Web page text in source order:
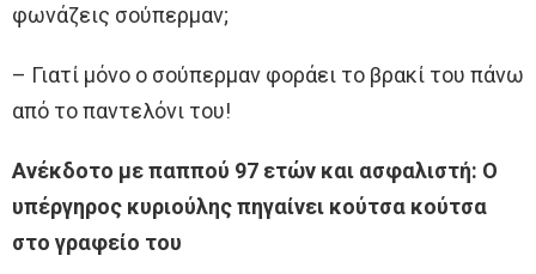
φωνάζεις σούπερμαν;
– Γιατί μόνο ο σούπερμαν φοράει το βρακί του πάνω
από το παντελόνι του!
Ανέκδοτο με παππού 97 ετών και ασφαλιστή: Ο
υπέργηρος κυριούλης πηγαίνει κούτσα κούτσα
στο γραφείο του